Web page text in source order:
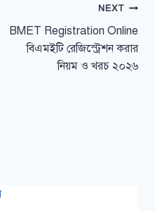
NEXT
BMET Registration Online
বিএমইটি রেজিস্ট্রেশন করার
নিয়ম ও খরচ ২০২৬